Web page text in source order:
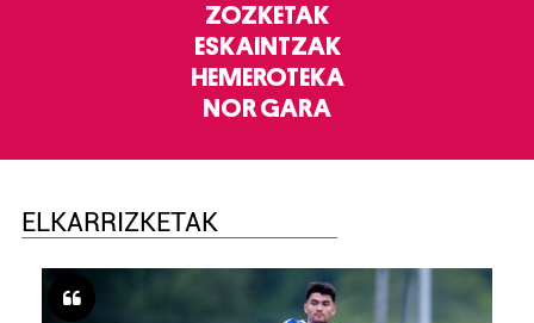
ZOZKETAK
ESKAINTZAK
HEMEROTEKA
NOR GARA
ELKARRIZKETAK